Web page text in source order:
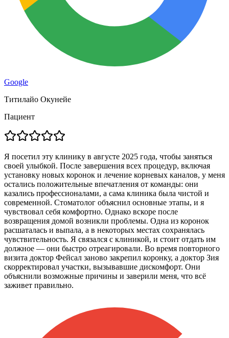
Google
Титилайо Окунейе
Пациент
Я посетил эту клинику в августе 2025 года, чтобы заняться
своей улыбкой. После завершения всех процедур, включая
установку новых коронок и лечение корневых каналов, у меня
остались положительные впечатления от команды: они
казались профессионалами, а сама клиника была чистой и
современной. Стоматолог объяснил основные этапы, и я
чувствовал себя комфортно. Однако вскоре после
возвращения домой возникли проблемы. Одна из коронок
расшаталась и выпала, а в некоторых местах сохранялась
чувствительность. Я связался с клиникой, и стоит отдать им
должное — они быстро отреагировали. Во время повторного
визита доктор Фейсал заново закрепил коронку, а доктор Зия
скорректировал участки, вызывавшие дискомфорт. Они
объяснили возможные причины и заверили меня, что всё
заживет правильно.